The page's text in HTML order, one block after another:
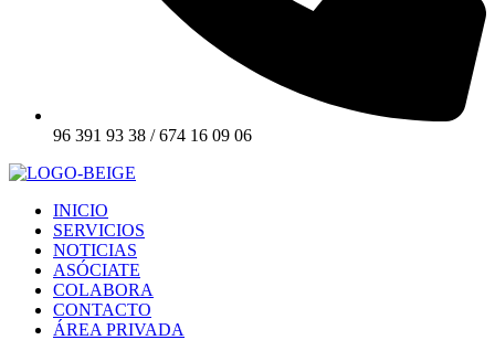
96 391 93 38 / 674 16 09 06
INICIO
SERVICIOS
NOTICIAS
ASÓCIATE
COLABORA
CONTACTO
ÁREA PRIVADA